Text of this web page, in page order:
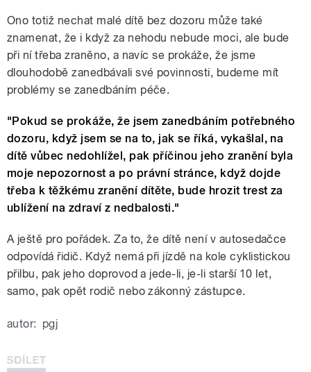
Ono totiž nechat malé dítě bez dozoru může také
znamenat, že i když za nehodu nebude moci, ale bude
při ní třeba zraněno, a navíc se prokáže, že jsme
dlouhodobě zanedbávali své povinnosti, budeme mít
problémy se zanedbáním péče.
"Pokud se prokáže, že jsem zanedbáním potřebného
dozoru, když jsem se na to, jak se říká, vykašlal, na
dítě vůbec nedohlížel, pak příčinou jeho zranění byla
moje nepozornost a po právní stránce, když dojde
třeba k těžkému zranění dítěte, bude hrozit trest za
ublížení na zdraví z nedbalosti."
A ještě pro pořádek. Za to, že dítě není v autosedačce
odpovídá řidič. Když nemá při jízdě na kole cyklistickou
přilbu, pak jeho doprovod a jede-li, je-li starší 10 let,
samo, pak opět rodič nebo zákonný zástupce.
autor: pgj